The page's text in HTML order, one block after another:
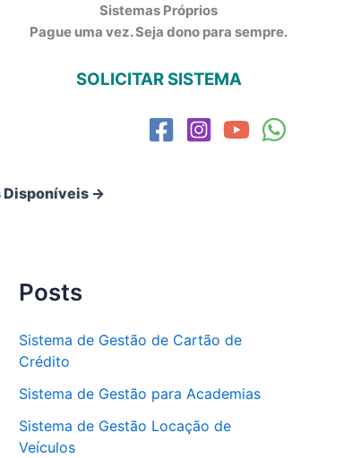
Sistemas Próprios
Pague uma vez. Seja dono para sempre.
SOLICITAR SISTEMA
Disponíveis →
Posts
Sistema de Gestão de Cartão de
Crédito
Sistema de Gestão para Academias
Sistema de Gestão Locação de
Veículos